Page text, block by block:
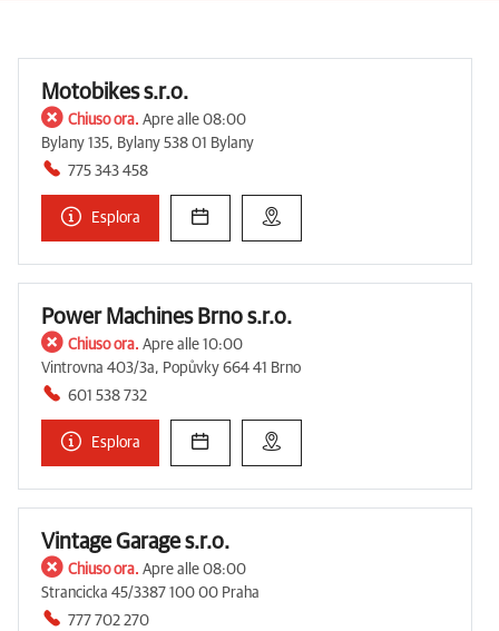
Motobikes s.r.o.
Chiuso ora. Apre alle 08:00
Bylany 135, Bylany 538 01 Bylany
775 343 458
Esplora
Power Machines Brno s.r.o.
Chiuso ora. Apre alle 10:00
Vintrovna 403/3a, Popůvky 664 41 Brno
601 538 732
Esplora
Vintage Garage s.r.o.
Chiuso ora. Apre alle 08:00
Strancicka 45/3387 100 00 Praha
777 702 270